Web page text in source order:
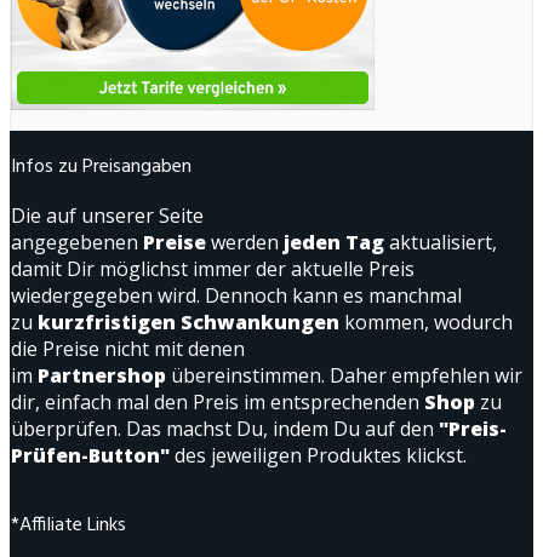
Infos zu Preisangaben
Die auf unserer Seite
angegebenen Preisewerden jeden Tagaktualisiert,
damit Dir möglichst immer der aktuelle Preis
wiedergegeben wird. Dennoch kann es manchmal
zu kurzfristigen Schwankungen kommen, wodurch
die Preise nicht mit denen
im Partnershop übereinstimmen. Daher empfehlen wir
dir, einfach mal den Preis im entsprechenden Shop zu
überprüfen. Das machst Du, indem Du auf den "Preis-
Prüfen-Button"des jeweiligen Produktes klickst.
*Affiliate Links